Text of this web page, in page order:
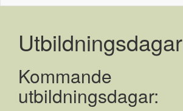
Utbildningsdagar
Kommande
utbildningsdagar: